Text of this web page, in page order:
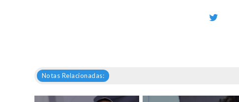
Notas Relacionadas: